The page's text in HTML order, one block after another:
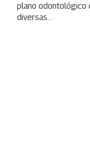
plano odontológico
diversas…